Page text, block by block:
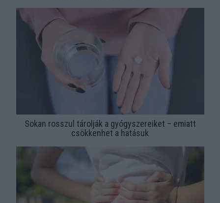
Sokan rosszul tárolják a gyógyszereiket – emiatt
csökkenhet a hatásuk